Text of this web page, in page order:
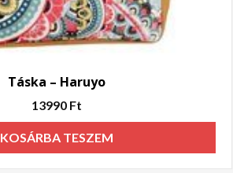
Táska – Haruyo
13990 Ft
KOSÁRBA TESZEM